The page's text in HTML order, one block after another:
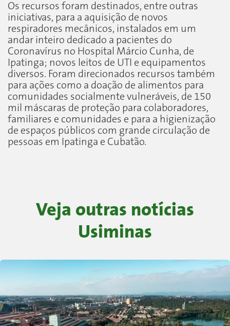
Os recursos foram destinados, entre outras
iniciativas, para a aquisição de novos
respiradores mecânicos, instalados em um
andar inteiro dedicado a pacientes do
Coronavírus no Hospital Márcio Cunha, de
Ipatinga; novos leitos de UTI e equipamentos
diversos. Foram direcionados recursos também
para ações como a doação de alimentos para
comunidades socialmente vulneráveis, de 150
mil máscaras de proteção para colaboradores,
familiares e comunidades e para a higienização
de espaços públicos com grande circulação de
pessoas em Ipatinga e Cubatão.
Veja outras notícias
Usiminas